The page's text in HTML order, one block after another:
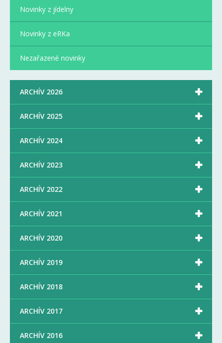
Novinky z jídelny
Novinky z eRKa
Nezařazené novinky
ARCHÍV 2026 
ARCHÍV 2025 
ARCHÍV 2024 
ARCHÍV 2023 
ARCHÍV 2022 
ARCHÍV 2021 
ARCHÍV 2020 
ARCHÍV 2019 
ARCHÍV 2018 
ARCHÍV 2017 
ARCHÍV 2016 